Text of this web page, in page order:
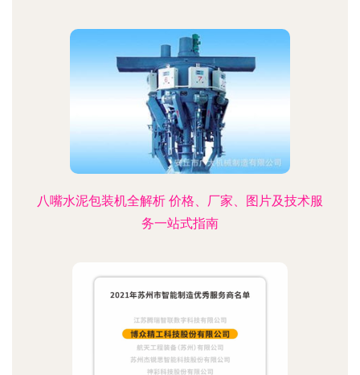
八嘴水泥包装机全解析 价格、厂家、图片及技术服
务一站式指南